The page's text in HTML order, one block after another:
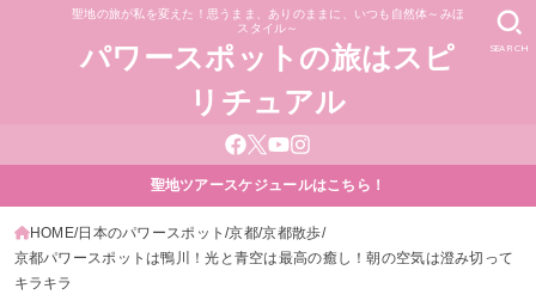
聖地の旅が私を変えた！思うまま、ありのままに、いつも自然体～みほ
スタイル～
パワースポットの旅はスピ
リチュアル
SEARCH
聖地ツアースケジュールはこちら！
HOME 日本のパワースポット 京都 京都散歩
京都パワースポットは鴨川！光と青空は最高の癒し！朝の空気は澄み切って
キラキラ